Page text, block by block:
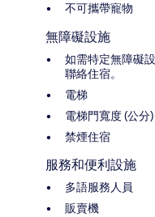
不可攜帶寵物
無障礙設施
如需特定無障礙
聯絡住宿。
電梯
電梯門寬度 (公分)
禁煙住宿
服務和便利設施
多語服務人員
販賣機